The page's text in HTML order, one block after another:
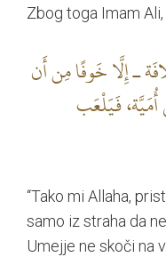
Zbog toga Imam Ali,
ـ إِلَّا خَوفًا مِن أَن
فَيَلْعَب
“Tako mi Allaha,
samo iz straha da
Umejje ne skoči na